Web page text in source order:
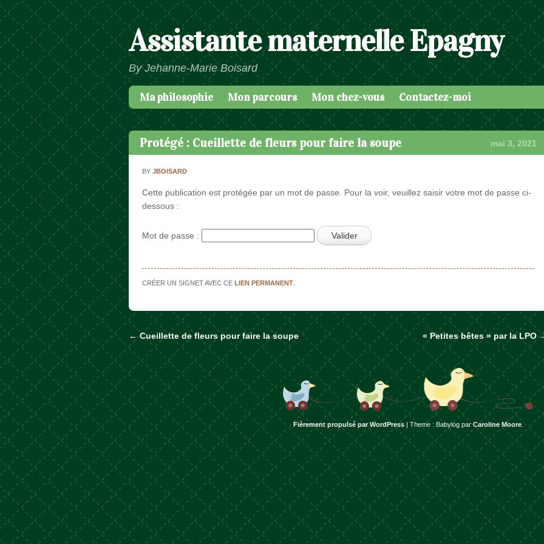
Assistante maternelle Epagny
By Jehanne-Marie Boisard
Menu
Passer au contenu
Ma philosophie Mon parcours Mon chez-vous Contactez-moi
Protégé : Cueillette de fleurs pour faire la soupe mai 3, 2021
BYJBOISARD
Cette publication est protégée par un mot de passe. Pour la voir, veuillez saisir votre mot de passe ci-
dessous :
Mot de passe :
CRÉER UN SIGNET AVEC CELIEN PERMANENT
Naviguer dans les articles
←Cueillette de fleurs pour faire la soupe « Petites bêtes » par la LPO
Fièrement propulsé par WordPress Theme : Babylog parCaroline Moore.